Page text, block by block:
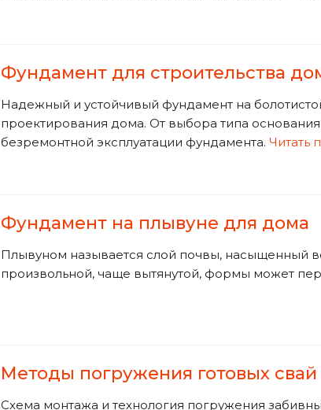
Фундамент для строительства
Надежный и устойчивый фундамент на
проектирования дома. От выбора типа
безремонтной эксплуатации фундамента. Читать
Фундамент на плывуне для дома
Плывуном называется слой почвы, насыщенный
произвольной, чаще вытянутой, формы может
Методы погружения готовых свай
Схема монтажа и технология погружения